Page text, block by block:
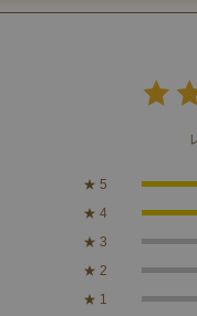
★ 5
★ 4
★ 3
★ 2
★ 1